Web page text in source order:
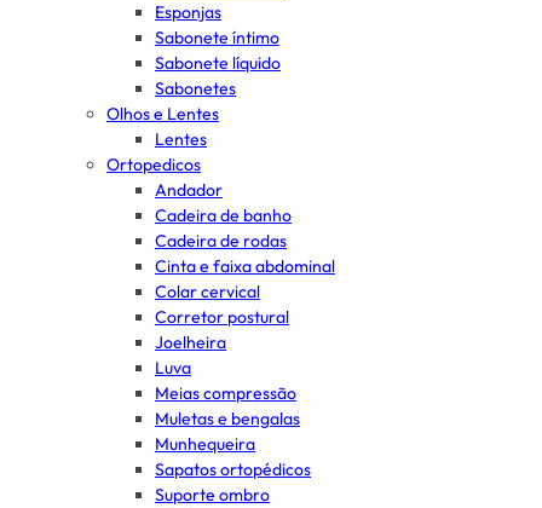
Esponjas
Sabonete íntimo
Sabonete líquido
Sabonetes
Olhos e Lentes
Lentes
Ortopedicos
Andador
Cadeira de banho
Cadeira de rodas
Cinta e faixa abdominal
Colar cervical
Corretor postural
Joelheira
Luva
Meias compressão
Muletas e bengalas
Munhequeira
Sapatos ortopédicos
Suporte ombro